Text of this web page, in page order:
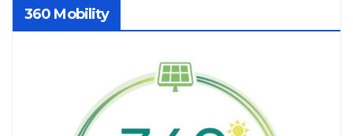
360 Mobility